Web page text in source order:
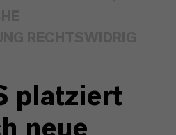
platziert
neue